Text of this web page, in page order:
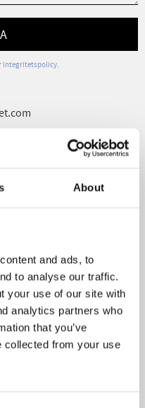
About
and ads, to
to analyse our traffic.
your use of our site with
analytics partners who
that you’ve
collected from your use
integritetspolicy.